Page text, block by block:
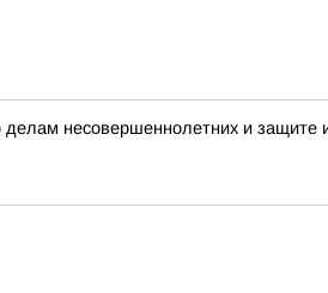
несовершеннолетних и защите